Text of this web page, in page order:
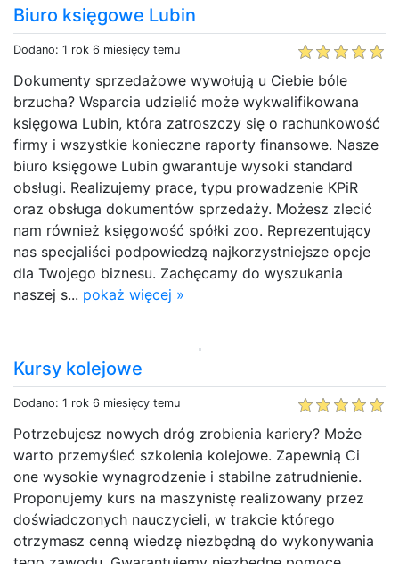
Biuro księgowe Lubin
Dodano: 1 rok 6 miesięcy temu
Dokumenty sprzedażowe wywołują u Ciebie bóle
brzucha? Wsparcia udzielić może wykwalifikowana
księgowa Lubin, która zatroszczy się o rachunkowość
firmy i wszystkie konieczne raporty finansowe. Nasze
biuro księgowe Lubin gwarantuje wysoki standard
obsługi. Realizujemy prace, typu prowadzenie KPiR
oraz obsługa dokumentów sprzedaży. Możesz zlecić
nam również księgowość spółki zoo. Reprezentujący
nas specjaliści podpowiedzą najkorzystniejsze opcje
dla Twojego biznesu. Zachęcamy do wyszukania
naszej s... pokaż więcej »
Kursy kolejowe
Dodano: 1 rok 6 miesięcy temu
Potrzebujesz nowych dróg zrobienia kariery? Może
warto przemyśleć szkolenia kolejowe. Zapewnią Ci
one wysokie wynagrodzenie i stabilne zatrudnienie.
Proponujemy kurs na maszynistę realizowany przez
doświadczonych nauczycieli, w trakcie którego
otrzymasz cenną wiedzę niezbędną do wykonywania